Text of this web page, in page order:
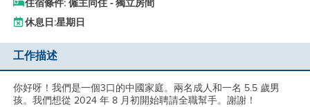
住宿條件: 僱主同住 - 獨立房間
休息日:星期日
工作描述
你好呀！我們是一個3口的中國家庭。兩名成人和一名 5.5 歲男
孩。我們想從 2024 年 8 月初開始聘請全職幫手。謝謝！